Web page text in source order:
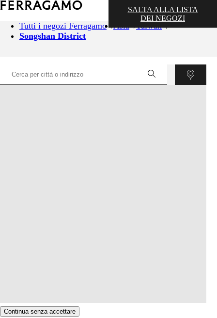
Tutti i negozi Ferragamo Asia
Taiwan
Songshan District
SALTA ALLA LISTA
DEI NEGOZI
CARTO
Continua senza accettare